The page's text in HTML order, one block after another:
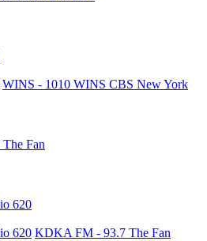
WINS - 1010 WINS CBS New York
Fan
620
620 KDKA FM - 93.7 The Fan